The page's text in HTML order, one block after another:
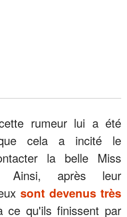
rumeur lui a été
cela a incité le
la belle Miss
Ainsi, après leur
sont devenus très
ce qu'ils finissent par